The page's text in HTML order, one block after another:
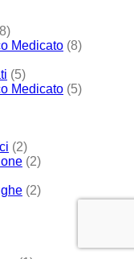
Medicato (8)
(5)
Medicato (5)
(2)
(2)
(2)